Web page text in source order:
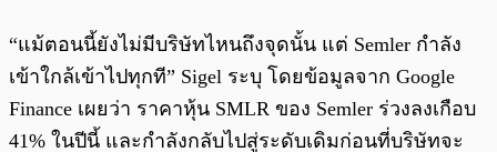
“แม้ตอนนี้ยังไม่มีบริษัทไหนถึงจุดนั้น แต่ Semler กำลัง
เข้าใกล้เข้าไปทุกที” Sigel ระบุ โดยข้อมูลจาก Google
Finance เผยว่า ราคาหุ้น SMLR ของ Semler ร่วงลงเกือบ
41% ในปีนี้ และกำลังกลับไปสู่ระดับเดิมก่อนที่บริษัทจะ